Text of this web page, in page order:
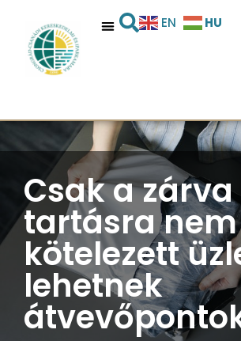
EN HU
Csak a zárva
tartásra nem
kötelezett
lehetnek